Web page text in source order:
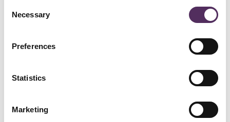
Selection
Necessary
Preferences
Statistics
Marketing
GERELATEERD
Bekijk deze woningen ook eens.